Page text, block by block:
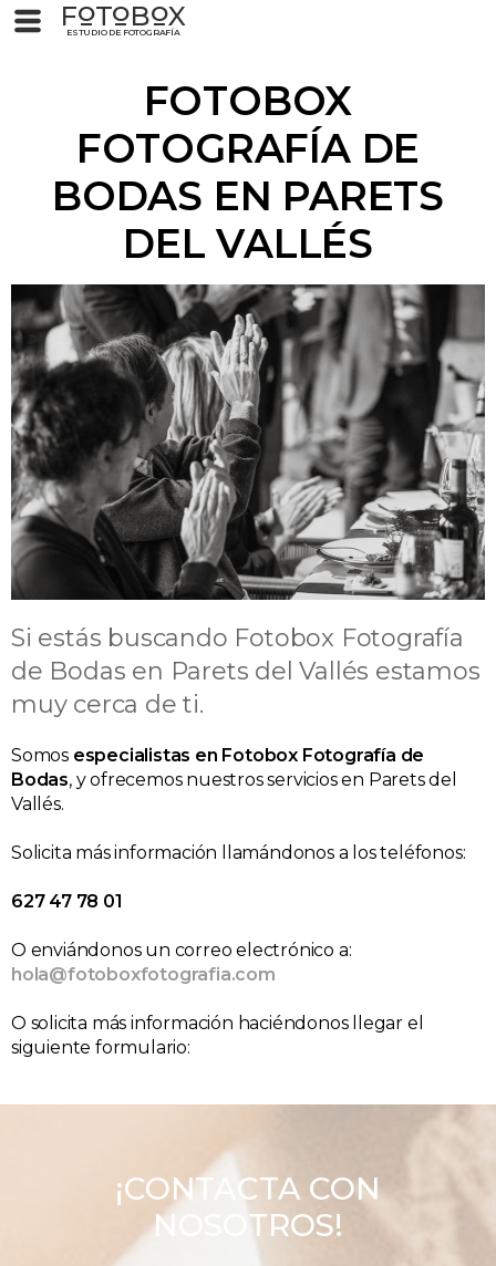
FOTOBOX
ESTUDIO DE FOTOGRAFÍA
FOTOBOX
FOTOGRAFÍA DE
BODAS EN PARETS
DEL VALLÉS
Si estás buscando Fotobox Fotografía
de Bodas en Parets del Vallés estamos
muy cerca de ti.
Somos especialistas en Fotobox Fotografía de
Bodas, y ofrecemos nuestros servicios en Parets del
Vallés.
Solicita más información llamándonos a los teléfonos:
627 47 78 01
O enviándonos un correo electrónico a:
hola@fotoboxfotografia.com
O solicita más información haciéndonos llegar el
siguiente formulario:
¡CONTACTA CON
NOSOTROS!